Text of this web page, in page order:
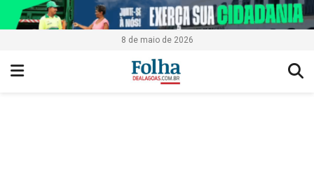
8 de maio de 2026